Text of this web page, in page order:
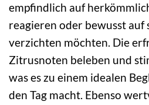
empfindlich auf
reagieren oder bewusst auf
verzichten möchten. Die
Zitrusnoten beleben und
was es zu einem idealen
den Tag macht. Ebenso